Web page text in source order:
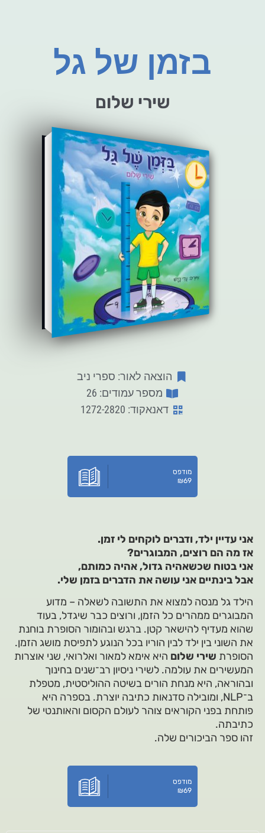
בזמן של גל
שירי שלום
הוצאה לאור: ספרי ניב
מספר עמודים: 26
דאנאקוד: 1272-2820
מודפס
₪69
אני עדיין ילד, ודברים לוקחים לי זמן.
אז מה הם רוצים, המבוגרים?
אני בטוח שכשאהיה גדול, אהיה כמותם,
אבל בינתיים אני עושה את הדברים בזמן שלי.
הילד גל מנסה למצוא את התשובה לשאלה – מדוע
המבוגרים ממהרים כל הזמן, ורוצים כבר שיגדל, בעוד
שהוא מעדיף להישאר קטן. ברגש ובהומור הסופרת בוחנת
את השוני בין ילד לבין הוריו בכל הנוגע לתפיסת מושג הזמן.
הסופרת שירי שלום היא אימא למאור ואלרואי, שני אוצרות
המעשירים את עולמה. לשירי ניסיון רב־שנים בחינוך
ובהוראה, היא מנחת הורים בשיטה ההוליסטית, מטפלת
ב־NLP, ומובילה סדנאות כתיבה יוצרת. בספרה היא
פותחת בפני הקוראים צוהר לעולם הקסום והאותנטי של
כתיבתה.
זהו ספר הביכורים שלה.
מודפס
₪69